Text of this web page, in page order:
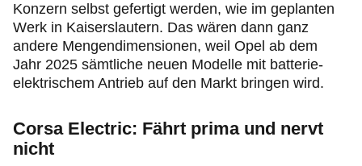
Konzern selbst gefertigt werden, wie im geplanten
Werk in Kaiserslautern. Das wären dann ganz
andere Mengendimensionen, weil Opel ab dem
Jahr 2025 sämtliche neuen Modelle mit batterie-
elektrischem Antrieb auf den Markt bringen wird.
Corsa Electric: Fährt prima und nervt
nicht